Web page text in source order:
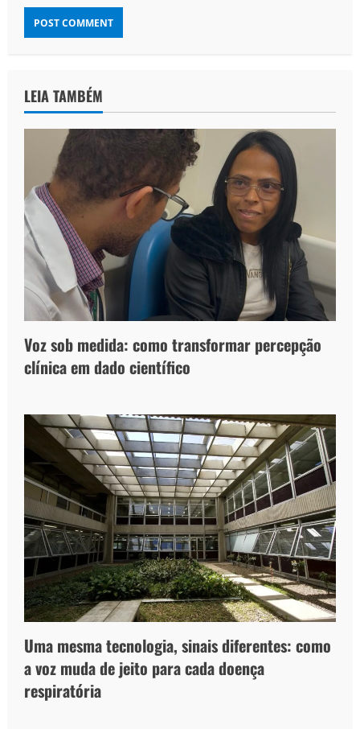
LEIA TAMBÉM
Voz sob medida: como transformar percepção
clínica em dado científico
Uma mesma tecnologia, sinais diferentes: como
a voz muda de jeito para cada doença
respiratória